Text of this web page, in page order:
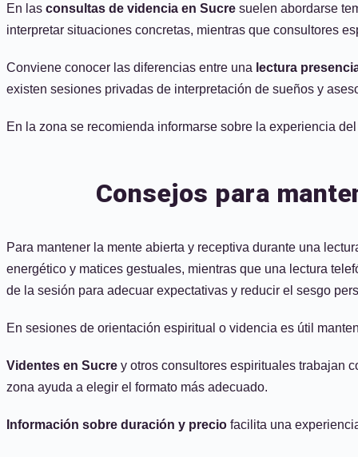
En las consultas de videncia en Sucre suelen abordarse
interpretar situaciones concretas, mientras que consultores
Conviene conocer las diferencias entre una lectura
existen sesiones privadas de interpretación de sueños y
En la zona se recomienda informarse sobre la experiencia
Consejos para
Para mantener la mente abierta y receptiva durante una
energético y matices gestuales, mientras que una lectura
de la sesión para adecuar expectativas y reducir el sesgo
En sesiones de orientación espiritual o videncia es útil
Videntes en Sucre y otros consultores espirituales trabajan
zona ayuda a elegir el formato más adecuado.
Información sobre duración y precio facilita una